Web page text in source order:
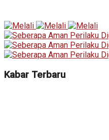
Kabar Terbaru